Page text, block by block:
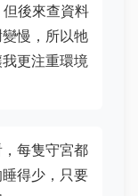
後來查資料
慢，所以牠
更注重環境
每隻守宮都
得少，只要